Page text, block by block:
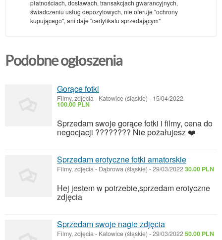
płatnościach, dostawach, transakcjach gwarancyjnych,
świadczeniu usług depozytowych, nie oferuje "ochrony
kupującego", ani daje "certyfikatu sprzedającym"
Podobne ogłoszenia
Gorące fotki
Filmy, zdjęcia- Katowice (śląskie) - 15/04/2022
100.00 PLN
Sprzedam swoje gorące fotki i filmy, cena do
negocjacji ???????? Nie pożałujesz ❤️
Sprzedam erotyczne fotki amatorskie
Filmy, zdjęcia- Dąbrowa (śląskie) -29/03/202230.00 PLN
Hej jestem w potrzebie,sprzedam erotyczne
zdjęcia
Sprzedam swoje nagie zdjęcia
Filmy, zdjęcia- Katowice (śląskie) -29/03/202250.00 PLN